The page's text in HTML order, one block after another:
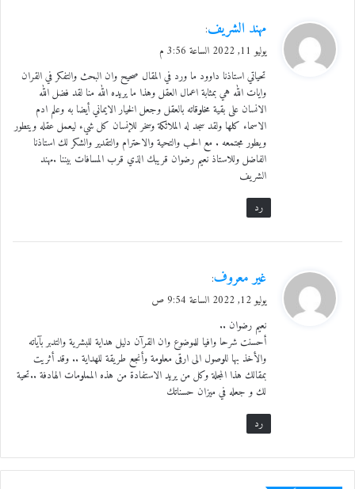
ي
و
ل
مهند الشريف:
يوليو 11, 2022 الساعة 3:56 م
تحياتي استاذنا داوود ما ورد في المقال صحيح وان البحث والتفكر في القران
وايات الله هي بمثابة اعمال العقل وهذا ما يريده الله منا لقد فضل الله
الانسان على بقية مخلوقاته بالعقل وجعل الخيار الايماني أيضا به وعلم ادم
الاسماء كلها ولقد سجد له الملائكة وسخر للإنسان كل شيء ليعمل عقله ويتطور
ويطور مجتمعه . مع الحب والتحية والاحترام والتقدير والشكر لك استاذنا
الفاضل وللاستاذ نعيم رضوان قريبك الذي قرب المسافات بيننا .مهند
الشريف
رد
ي
و
ل
غير معروف:
يوليو 12, 2022 الساعة 9:54 ص
نعيم رضوان ..
أحسنت شرحا وافيا للموضوع وان القرآن دليل هداية للبشرية والتدبر بآياته
والأخذ بها للوصول الى ارقى معلومة وأنجع طريقة للهداية .. وقد أثريت
بمقالك هذا المجلة وكل من يريد الاستفادة من هذه المملومات الهادفة ..تحية
لك و جعله في ميزان حسناتك
رد